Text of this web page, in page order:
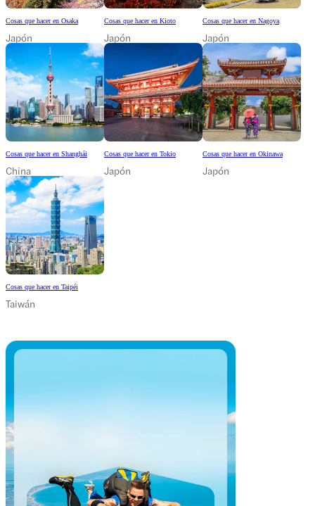
Cosas que hacer en Osaka
Japón
Cosas que hacer en Kioto
Japón
Cosas que hacer en Nagoya
Japón
Cosas que hacer en Shanghái
China
Cosas que hacer en Tokio
Japón
Cosas que hacer en Okinawa
Japón
Cosas que hacer en Taipéi
Taiwán